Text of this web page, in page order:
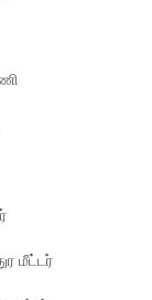
மீட்டர்